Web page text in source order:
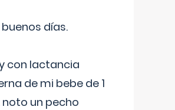
buenos días.
con lactancia
de mi bebe de 1
noto un pecho